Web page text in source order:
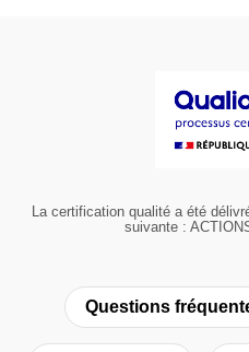
La certification qualité a été
suivante :
Questions